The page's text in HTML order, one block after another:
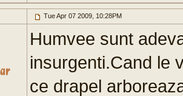
Tue Apr 07 2009, 10:28PM
Humvee sunt
insurgenti.Cand le
ce drapel